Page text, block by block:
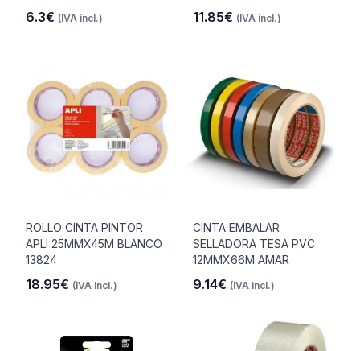
6.3€ (IVA incl.) 11.85€ (IVA incl.)
ROLLO CINTA PINTOR
APLI 25MMX45M BLANCO
13824
18.95€ (IVA incl.)
CINTA EMBALAR
SELLADORA TESA PVC
12MMX66M AMAR
9.14€ (IVA incl.)